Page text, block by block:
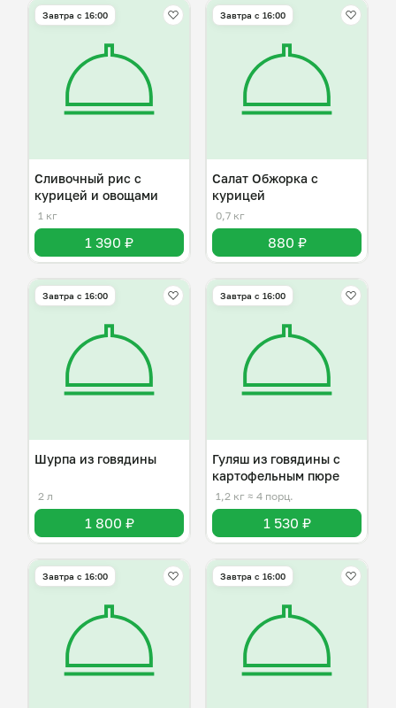
Завтра c 16:00
Сливочный рис с
курицей и овощами
1 кг
1 390 ₽
Завтра c 16:00
Салат Обжорка с
курицей
0,7 кг
880 ₽
Завтра c 16:00
Шурпа из говядины
2 л
1 800 ₽
Завтра c 16:00
Гуляш из говядины с
картофельным пюре
1,2 кг ≈ 4 порц.
1 530 ₽
Завтра c 16:00 Завтра c 16:00